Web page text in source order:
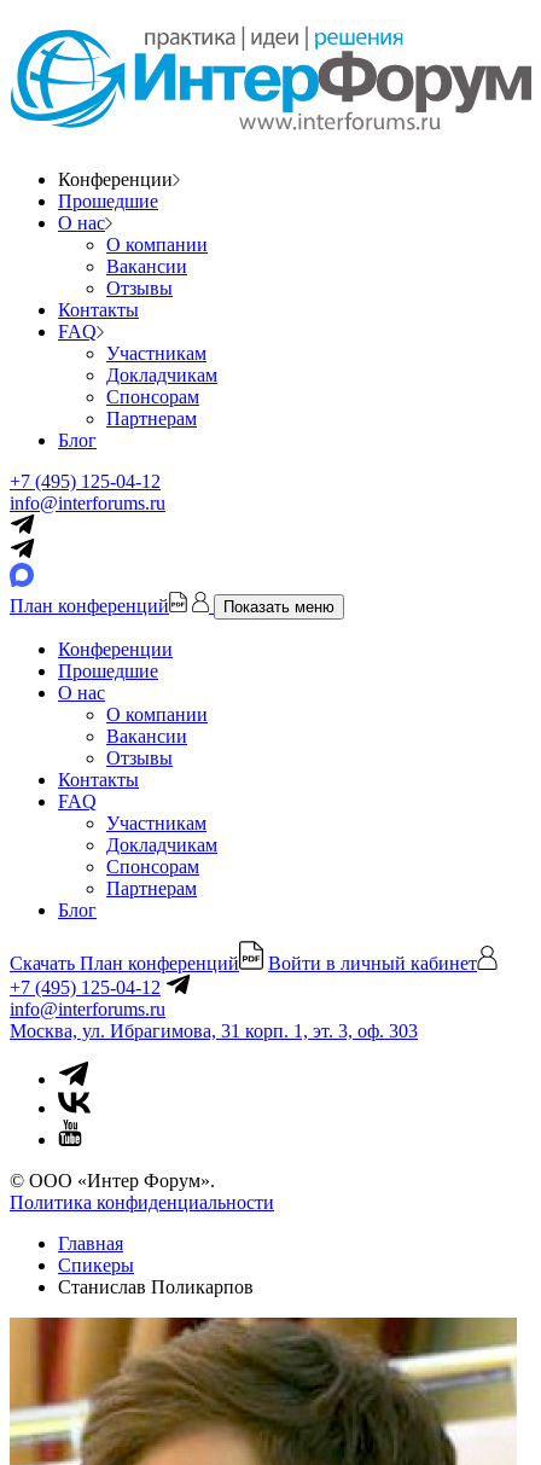
Конференции
Прошедшие
О нас
О компании
Вакансии
Отзывы
Контакты
FAQ
Участникам
Докладчикам
Спонсорам
Партнерам
Блог
+7 (495) 125-04-12
info@interforums.ru
План конференций Показать меню
Конференции
Прошедшие
О нас
О компании
Вакансии
Отзывы
Контакты
FAQ
Участникам
Докладчикам
Спонсорам
Партнерам
Блог
Скачать План конференций
Войти в личный кабинет
+7 (495) 125-04-12
info@interforums.ru
Москва, ул. Ибрагимова, 31 корп. 1, эт. 3, оф. 303
© ООО «Интер Форум».
Политика конфиденциальности
Главная
Спикеры
Станислав Поликарпов